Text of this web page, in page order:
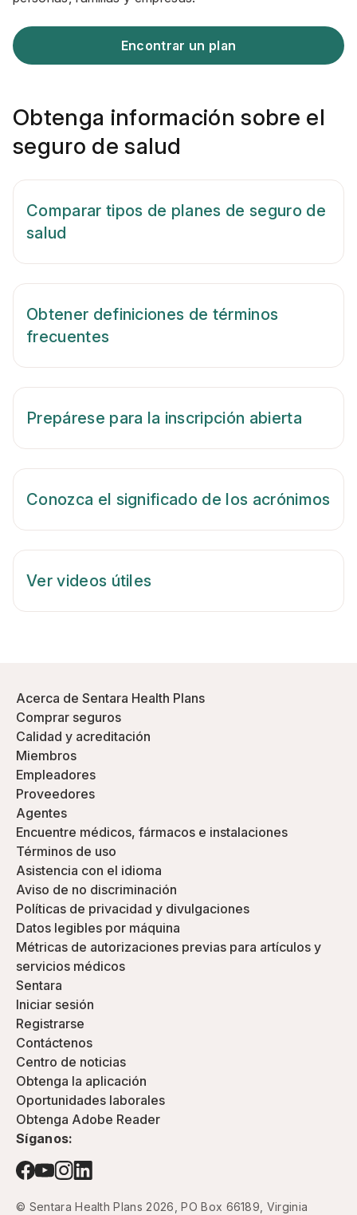
Encontrar un plan
Obtenga información sobre el
seguro de salud
Comparar tipos de planes de seguro de
salud
Obtener definiciones de términos
frecuentes
Prepárese para la inscripción abierta
Conozca el significado de los acrónimos
Ver videos útiles
Acerca de Sentara Health Plans
Comprar seguros
Calidad y acreditación
Miembros
Empleadores
Proveedores
Agentes
Encuentre médicos, fármacos e instalaciones
Términos de uso
Asistencia con el idioma
Aviso de no discriminación
Políticas de privacidad y divulgaciones
Datos legibles por máquina
Métricas de autorizaciones previas para artículos y
servicios médicos
Sentara
Iniciar sesión
Registrarse
Contáctenos
Centro de noticias
Obtenga la aplicación
Oportunidades laborales
Obtenga Adobe Reader
Síganos:
© Sentara Health Plans 2026, PO Box 66189, Virginia